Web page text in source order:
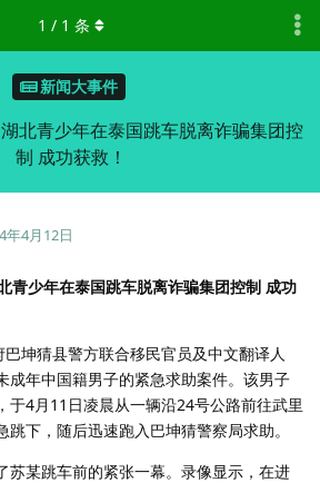
新闻大事件
北青少年在泰国跳车脱离诈骗集团控
制 成功获救！
1 / 1 条
年4月12日
青少年在泰国跳车脱离诈骗集团控制 成功
坤猜县警方联合移民官员及中文翻译人
成年中国籍男子的紧急求助案件。该男子
于4月11日凌晨从一辆沿24号公路前往武里
下，随后迅速跑入巴坤猜警察局求助。
苏某跳车前的紧张一幕。录像显示，在进